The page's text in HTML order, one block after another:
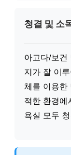
청결 및 소
아고다/보건
지가 잘 이
체를 이용한
적한 환경에
욕실 모두